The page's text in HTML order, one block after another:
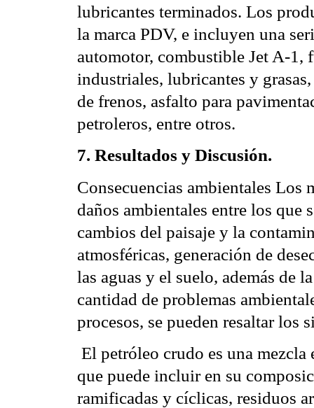
lubricantes terminados. Los
la marca PDV, e incluyen una
automotor, combustible Jet A-1,
industriales, lubricantes y
de frenos, asfalto para
petroleros, entre otros.
7. Resultados y Discusión.
Consecuencias ambientales Los
daños ambientales entre los que
cambios del paisaje y la
atmosféricas, generación de
las aguas y el suelo, además de
cantidad de problemas
procesos, se pueden resaltar los
 El petróleo crudo es una
que puede incluir en su
ramificadas y cíclicas, residuos